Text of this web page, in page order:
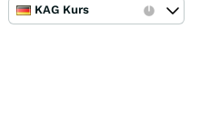
KAG Kurs